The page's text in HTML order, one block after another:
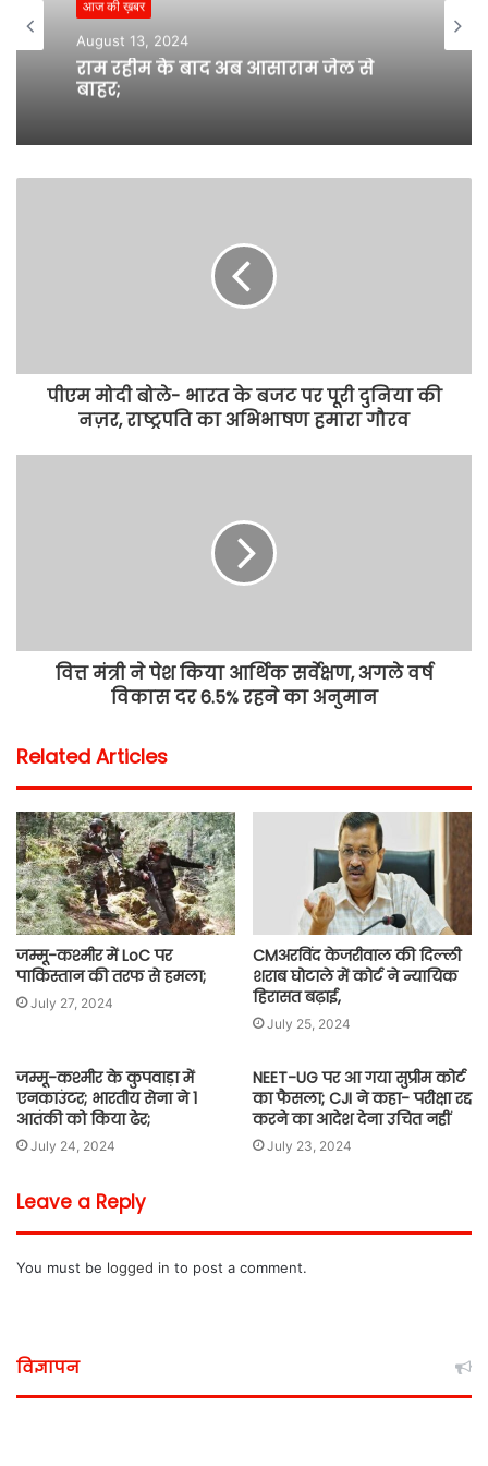
आज की ख़बर
August 13, 2024
राम रहीम के बाद अब आसाराम जेल से
बाहर;
पीएम मोदी बोले- भारत के बजट पर पूरी दुनिया की
नज़र, राष्ट्रपति का अभिभाषण हमारा गौरव
वित्त मंत्री ने पेश किया आर्थिक सर्वेक्षण, अगले वर्ष
विकास दर 6.5% रहने का अनुमान
Related Articles
जम्मू-कश्मीर में LoC पर
पाकिस्तान की तरफ से हमला;
July 27, 2024
CMअरविंद केजरीवाल की दिल्ली
शराब घोटाले में कोर्ट ने न्यायिक
हिरासत बढ़ाई,
July 25, 2024
जम्मू-कश्मीर के कुपवाड़ा में
एनकाउंटर; भारतीय सेना ने 1
आतंकी को किया ढेर;
July 24, 2024
NEET-UG पर आ गया सुप्रीम कोर्ट
का फैसला; CJI ने कहा- परीक्षा रद्द
करने का आदेश देना उचित नहीं
July 23, 2024
Leave a Reply
You must be logged in to post a comment.
विज्ञापन